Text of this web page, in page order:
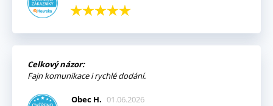
Celkový názor:
Fajn komunikace i rychlé dodání.
Obec H. 01.06.2026